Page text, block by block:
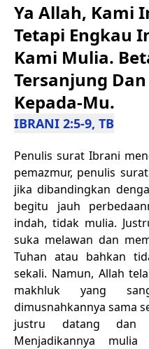
Ya Allah, Kami
Tetapi Engkau
Kami Mulia.
Tersanjung
Kepada-Mu.
IBRANI 2:5-9, TB
Penulis surat Ibrani
pemazmur, penulis
jika dibandingkan
begitu jauh
indah, tidak mulia.
suka melawan dan
Tuhan atau bahkan
sekali. Namun, Allah
makhluk yang
dimusnahkannya sama
justru datang dan
Menjadikannya